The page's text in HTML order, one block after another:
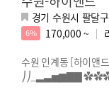
경기 수원시 팔달
6% 170,000 ~
수원 인계동 [하이
⎠⎠_▂▃▅▆▇▇ ✿✿✿